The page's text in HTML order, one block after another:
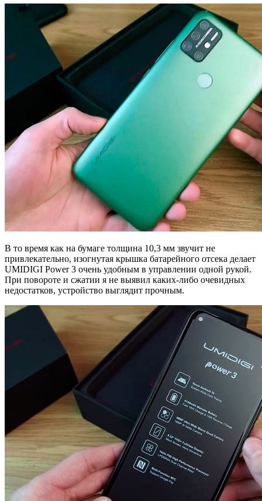
В то время как на бумаге толщина 10,3 мм звучит не
привлекательно, изогнутая крышка батарейного отсека делает
UMIDIGI Power 3 очень удобным в управлении одной рукой.
При повороте и сжатии я не выявил каких-либо очевидных
недостатков, устройство выглядит прочным.